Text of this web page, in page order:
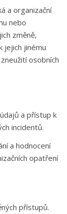
a organizační
nebo
změně,
jejich jinému
osobních
a přístup k
incidentů.
a hodnocení
opatření
přístupů.